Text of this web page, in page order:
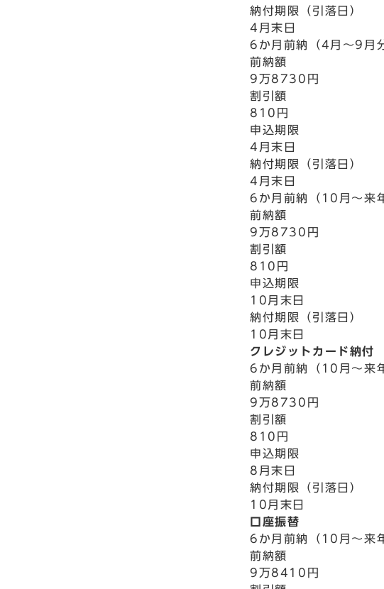
納付期限（引落日）
4月末日
6か月前納（4月～9月
前納額
9万8730円
割引額
810円
申込期限
4月末日
納付期限（引落日）
4月末日
6か月前納（10月～来
前納額
9万8730円
割引額
810円
申込期限
10月末日
納付期限（引落日）
10月末日
クレジットカード納付
6か月前納（10月～来
前納額
9万8730円
割引額
810円
申込期限
8月末日
納付期限（引落日）
10月末日
口座振替
6か月前納（10月～来
前納額
9万8410円